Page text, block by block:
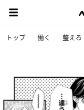
トップ 働く 整える